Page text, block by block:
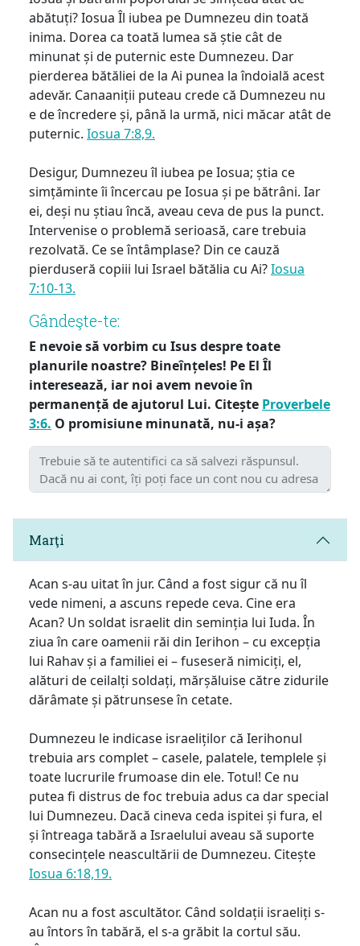
abătuți? Iosua Îl iubea pe Dumnezeu din toată
inima. Dorea ca toată lumea să știe cât de
minunat și de puternic este Dumnezeu. Dar
pierderea bătăliei de la Ai punea la îndoială acest
adevăr. Canaaniții puteau crede că Dumnezeu nu
e de încredere și, până la urmă, nici măcar atât de
puternic. Iosua 7:8,9.
Desigur, Dumnezeu îl iubea pe Iosua; știa ce
simțăminte îi încercau pe Iosua și pe bătrâni. Iar
ei, deși nu știau încă, aveau ceva de pus la punct.
Intervenise o problemă serioasă, care trebuia
rezolvată. Ce se întâmplase? Din ce cauză
pierduseră copiii lui Israel bătălia cu Ai?Iosua
7:10-13.
Gândeşte-te:
E nevoie să vorbim cu Isus despre toate
planurile noastre? Bineînțeles! Pe El Îl
interesează, iar noi avem nevoie în
permanență de ajutorul Lui. Citește Proverbele
3:6. O promisiune minunată, nu-i așa?
Marţi
Acan s-au uitat în jur. Când a fost sigur că nu îl
vede nimeni, a ascuns repede ceva. Cine era
Acan? Un soldat israelit din seminția lui Iuda. În
ziua în care oamenii răi din Ierihon – cu excepția
lui Rahav și a familiei ei – fuseseră nimiciți, el,
alături de ceilalți soldați, mărșăluise către zidurile
dărâmate și pătrunsese în cetate.
Dumnezeu le indicase israeliților că Ierihonul
trebuia ars complet – casele, palatele, templele și
toate lucrurile frumoase din ele. Totul! Ce nu
putea fi distrus de foc trebuia adus ca dar special
lui Dumnezeu. Dacă cineva ceda ispitei și fura, el
și întreaga tabără a Israelului aveau să suporte
consecințele neascultării de Dumnezeu. Citește
Iosua 6:18,19.
Acan nu a fost ascultător. Când soldații israeliți s-
au întors în tabără, el s-a grăbit la cortul său.